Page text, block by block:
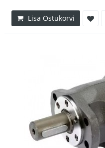
Lisa Ostukorvi